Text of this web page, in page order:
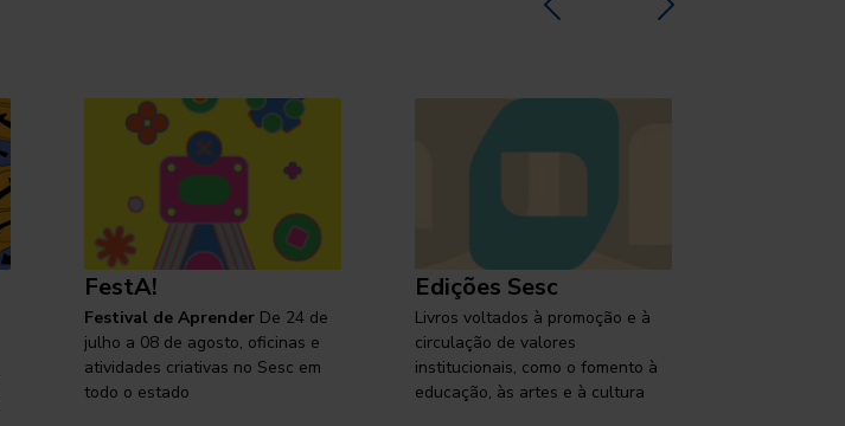
FestA!
Festival de Aprender De 24 de
julho a 08 de agosto, oficinas e
atividades criativas no Sesc em
todo o estado
Edições Sesc
Livros voltados à promoção e à
circulação de valores
institucionais, como o fomento à
educação, às artes e à cultura